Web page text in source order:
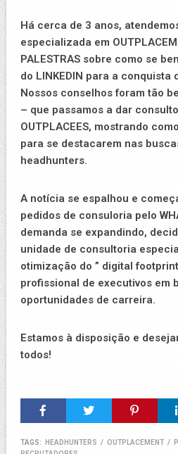
Há cerca de 3 anos,
especializada em
PALESTRAS sobre como se
do LINKEDIN para a conquista
Nossos conselhos foram tão
– que passamos a dar
OUTPLACEES, mostrando
para se destacarem nas
headhunters.
A notícia se espalhou e
pedidos de consuloria pelo
demanda se expandindo,
unidade de consultoria
otimização do ” digital
profissional de executivos em
oportunidades de carreira.
Estamos à disposição e
todos!
TAGS: HEADHUNTERS / OUTPLACEMENT /